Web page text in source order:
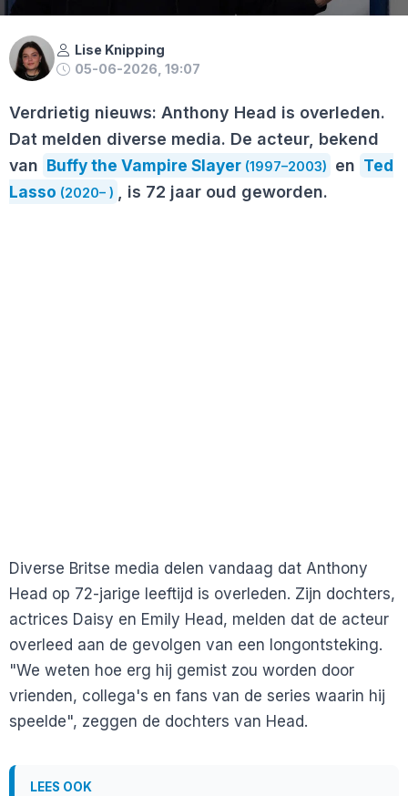
Lise Knipping
05-06-2026, 19:07
Verdrietig nieuws: Anthony Head is overleden.
Dat melden diverse media. De acteur, bekend
van Buffy the Vampire Slayer (1997–2003) en Ted
Lasso (2020– ) , is 72 jaar oud geworden.
Diverse Britse media delen vandaag dat Anthony
Head op 72-jarige leeftijd is overleden. Zijn dochters,
actrices Daisy en Emily Head, melden dat de acteur
overleed aan de gevolgen van een longontsteking.
"We weten hoe erg hij gemist zou worden door
vrienden, collega's en fans van de series waarin hij
speelde", zeggen de dochters van Head.
LEES OOK